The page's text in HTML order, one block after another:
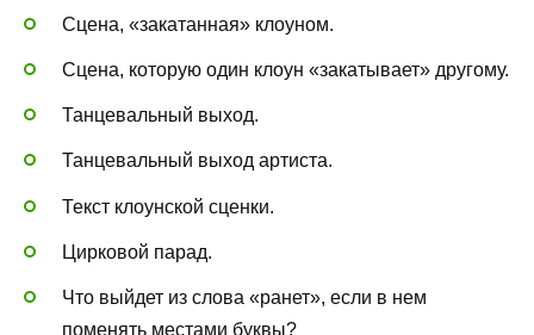
Сцена, «закатанная» клоуном.
Сцена, которую один клоун «закатывает» другому.
Танцевальный выход.
Танцевальный выход артиста.
Текст клоунской сценки.
Цирковой парад.
Что выйдет из слова «ранет», если в нем
поменять местами буквы?